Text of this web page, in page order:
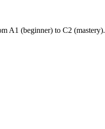
A1 (beginner) to C2 (mastery).